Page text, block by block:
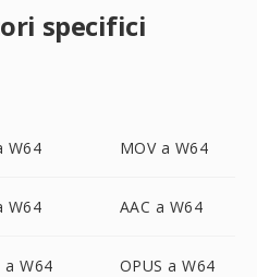
specifici
W64 MOV a W64
W64 AAC a W64
a W64 OPUS a W64